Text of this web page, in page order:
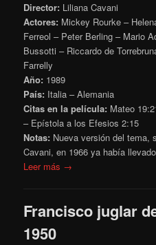
Director: Liliana Cavani
Actores: Mickey Rourke –
Ferreol – Peter Berling – Mario
Bussotti – Riccardo de
Farrelly
Año: 1989
País: Italia – Alemania
Citas en la película: Mateo
– Epístola a los Efesios 2:15
Notas: Nueva versión del tema,
Cavani, en 1966 ya había
Leer más →
Francisco juglar
1950